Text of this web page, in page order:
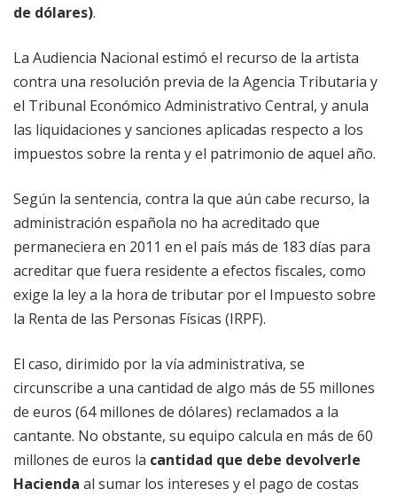
de dólares).
La Audiencia Nacional estimó el recurso de la artista
contra una resolución previa de la Agencia Tributaria y
el Tribunal Económico Administrativo Central, y anula
las liquidaciones y sanciones aplicadas respecto a los
impuestos sobre la renta y el patrimonio de aquel año.
Según la sentencia, contra la que aún cabe recurso, la
administración española no ha acreditado que
permaneciera en 2011 en el país más de 183 días para
acreditar que fuera residente a efectos fiscales, como
exige la ley a la hora de tributar por el Impuesto sobre
la Renta de las Personas Físicas (IRPF).
El caso, dirimido por la vía administrativa, se
circunscribe a una cantidad de algo más de 55 millones
de euros (64 millones de dólares) reclamados a la
cantante. No obstante, su equipo calcula en más de 60
millones de euros la cantidad que debe devolverle
Hacienda al sumar los intereses y el pago de costas